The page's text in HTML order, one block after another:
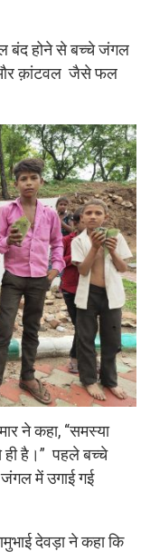
बंद होने से बच्चे जंगल
और क़ांटवल जैसे फल
ने कहा, “समस्या
ही है।” पहले बच्चे
में उगाई गई
देवड़ा ने कहा कि